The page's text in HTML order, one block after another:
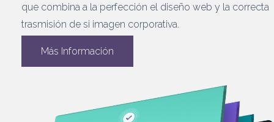
que combina a la perfección el diseño web y la correcta
trasmisión de si imagen corporativa.
Más Información